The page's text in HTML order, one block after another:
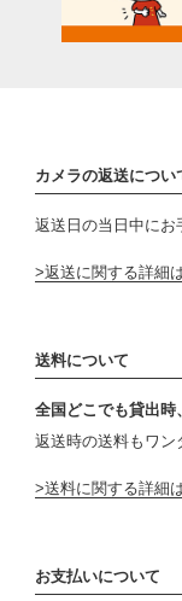
カメラの返送につい
返送日の当日中にお
返送に関する詳細
送料について
全国どこでも貸出時
返送時の送料もワン
送料に関する詳細
お支払いについて